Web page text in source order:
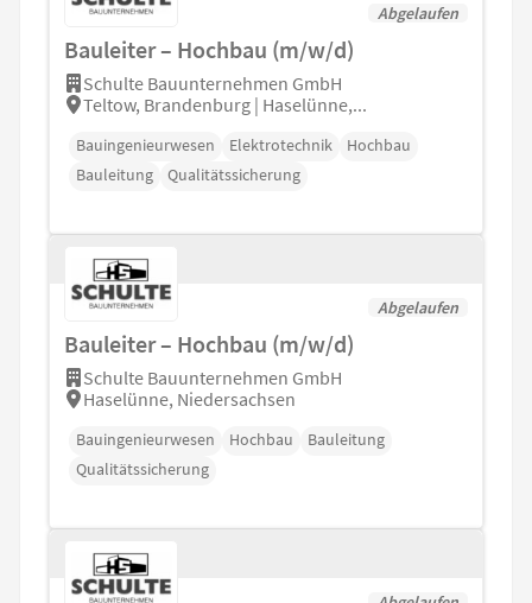
Abgelaufen
Bauleiter – Hochbau (m/w/d)
Schulte Bauunternehmen GmbH
Teltow, Brandenburg | Haselünne,...
Bauingenieurwesen Elektrotechnik
Hochbau
Bauleitung
Qualitätssicherung
Abgelaufen
Bauleiter – Hochbau (m/w/d)
Schulte Bauunternehmen GmbH
Haselünne, Niedersachsen
Bauingenieurwesen Hochbau
Bauleitung
Qualitätssicherung